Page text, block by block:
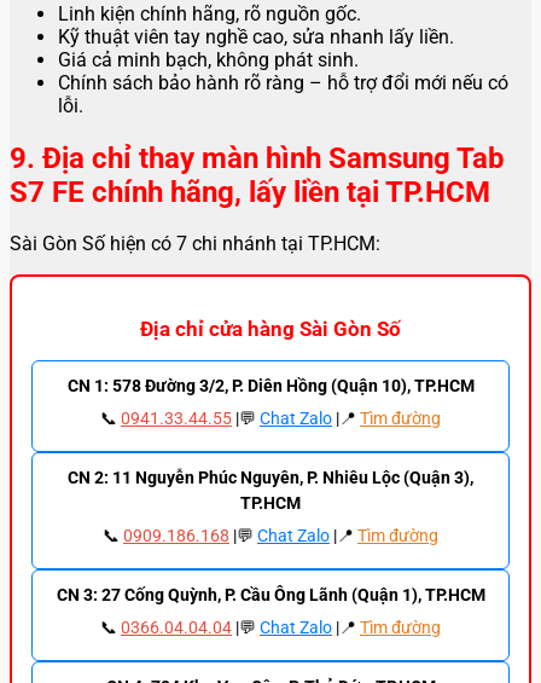
Linh kiện chính hãng, rõ nguồn gốc.
Kỹ thuật viên tay nghề cao, sửa nhanh lấy liền.
Giá cả minh bạch, không phát sinh.
Chính sách bảo hành rõ ràng – hỗ trợ đổi mới nếu có
lỗi.
9. Địa chỉ thay màn hình Samsung Tab
S7 FE chính hãng, lấy liền tại TP.HCM
Sài Gòn Số hiện có 7 chi nhánh tại TP.HCM:
Địa chỉ cửa hàng Sài Gòn Số
CN 1: 578 Đường 3/2, P. Diên Hồng (Quận 10), TP.HCM
📞 0941.33.44.55 |💬 Chat Zalo |📍 Tìm đường
CN 2: 11 Nguyễn Phúc Nguyên, P. Nhiêu Lộc (Quận 3),
TP.HCM
📞 0909.186.168 |💬 Chat Zalo |📍 Tìm đường
CN 3: 27 Cống Quỳnh, P. Cầu Ông Lãnh (Quận 1), TP.HCM
📞 0366.04.04.04 |💬 Chat Zalo |📍 Tìm đường